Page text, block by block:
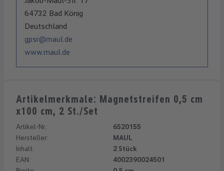
64732 Bad König
Deutschland
gpsr@maul.de
www.maul.de
Artikelmerkmale: Magnetstreifen 0,5 cm
x100 cm, 2 St./Set
Artikel-Nr.:
6520155
Hersteller:
MAUL
Inhalt:
2 Stück
EAN:
4002390024501